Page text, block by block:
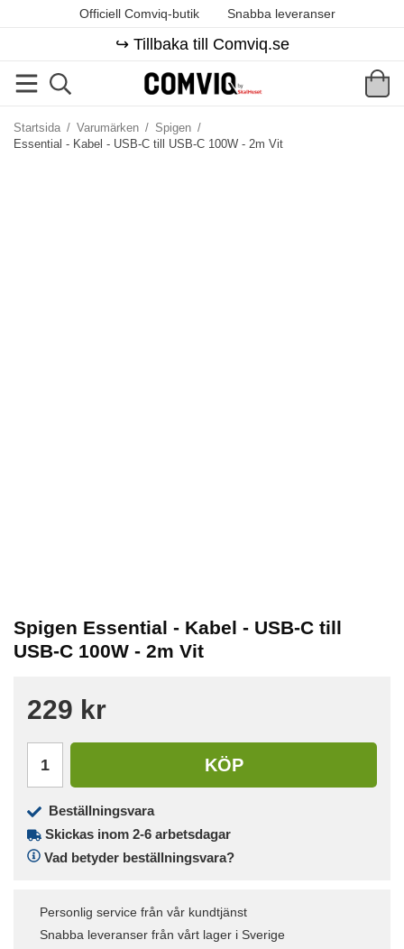
Officiell Comviq-butik Snabba leveranser
↪️ Tillbaka till Comviq.se
Startsida / Varumärken / Spigen /
Essential - Kabel - USB-C till USB-C 100W - 2m Vit
Spigen Essential - Kabel - USB-C till
USB-C 100W - 2m Vit
229 kr
KÖP
Beställningsvara
Skickas inom 2-6 arbetsdagar
Vad betyder beställningsvara?
Personlig service från vår kundtjänst
Snabba leveranser från vårt lager i Sverige